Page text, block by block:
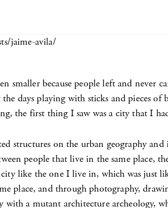
jaime-avila/
smaller because people left and never
days playing with sticks and pieces of
the first thing I saw was a city that I
structures on the urban geography
people that live in the same place,
like the one I live in, which was
place, and through photography,
a mutant architecture archeology,